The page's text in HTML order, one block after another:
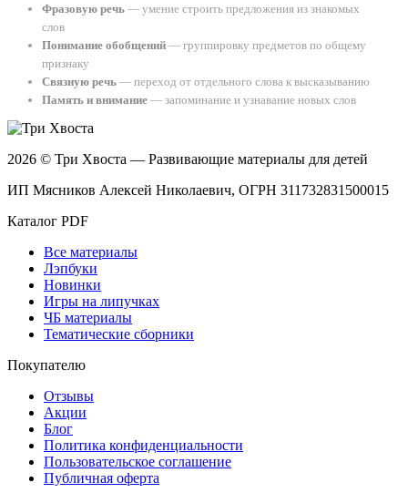
Фразовую речь — умение строить предложения из знакомых
слов
Понимание обобщений — группировку предметов по общему
признаку
Связную речь — переход от отдельного слова к высказыванию
Память и внимание — запоминание и узнавание новых слов
2026 © Три Хвоста — Развивающие материалы для детей
ИП Мясников Алексей Николаевич, ОГРН 311732831500015
Каталог PDF
Все материалы
Лэпбуки
Новинки
Игры на липучках
ЧБ материалы
Тематические сборники
Покупателю
Отзывы
Акции
Блог
Политика конфиденциальности
Пользовательское соглашение
Публичная оферта